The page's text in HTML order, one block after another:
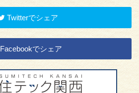
Twitterでシェア
Facebookでシェア